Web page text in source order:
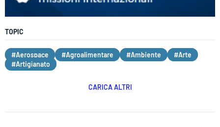
TOPIC
#Aerospace #Agroalimentare #Ambiente
#Arte
#Artigianato
CARICA ALTRI